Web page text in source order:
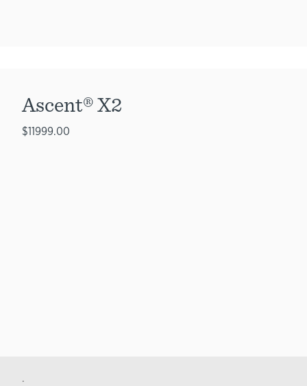
Ascent® X2
$11999.00
.